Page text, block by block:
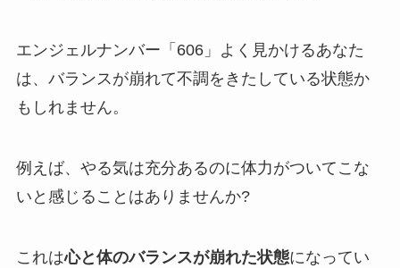
エンジェルナンバー「606」よく見かけるあなた
は、バランスが崩れて不調をきたしている状態か
もしれません。
例えば、やる気は充分あるのに体力がついてこな
いと感じることはありませんか?
これは心と体のバランスが崩れた状態になってい